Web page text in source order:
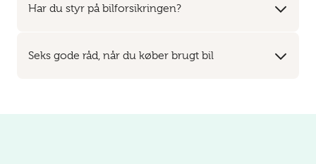
Har du styr på bilforsikringen?
Seks gode råd, når du køber brugt bil